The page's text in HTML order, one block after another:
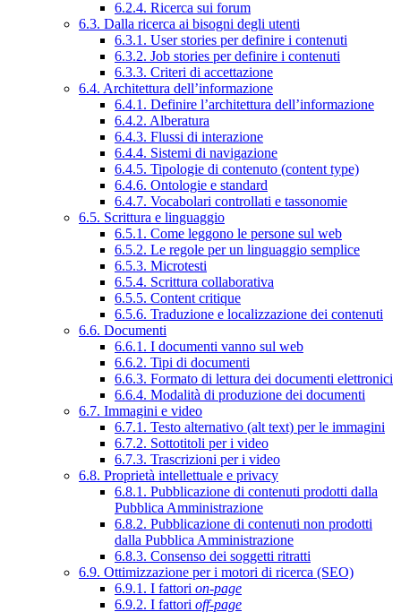
6.2.4. Ricerca sui forum
6.3. Dalla ricerca ai bisogni degli utenti
6.3.1. User stories per definire i contenuti
6.3.2. Job stories per definire i contenuti
6.3.3. Criteri di accettazione
6.4. Architettura dell’informazione
6.4.1. Definire l’architettura dell’informazione
6.4.2. Alberatura
6.4.3. Flussi di interazione
6.4.4. Sistemi di navigazione
6.4.5. Tipologie di contenuto (content type)
6.4.6. Ontologie e standard
6.4.7. Vocabolari controllati e tassonomie
6.5. Scrittura e linguaggio
6.5.1. Come leggono le persone sul web
6.5.2. Le regole per un linguaggio semplice
6.5.3. Microtesti
6.5.4. Scrittura collaborativa
6.5.5. Content critique
6.5.6. Traduzione e localizzazione dei contenuti
6.6. Documenti
6.6.1. I documenti vanno sul web
6.6.2. Tipi di documenti
6.6.3. Formato di lettura dei documenti elettronici
6.6.4. Modalità di produzione dei documenti
6.7. Immagini e video
6.7.1. Testo alternativo (alt text) per le immagini
6.7.2. Sottotitoli per i video
6.7.3. Trascrizioni per i video
6.8. Proprietà intellettuale e privacy
6.8.1. Pubblicazione di contenuti prodotti dalla
Pubblica Amministrazione
6.8.2. Pubblicazione di contenuti non prodotti
dalla Pubblica Amministrazione
6.8.3. Consenso dei soggetti ritratti
6.9. Ottimizzazione per i motori di ricerca (SEO)
6.9.1. I fattori on-page
6.9.2. I fattori off-page